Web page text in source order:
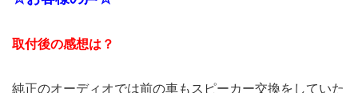
取付後の感想は？
純正のオーディオでは前の車もスピーカー交換をしていた